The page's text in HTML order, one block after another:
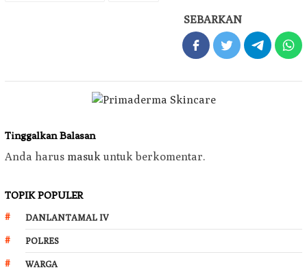
SEBARKAN
Tinggalkan Balasan
Anda harus masuk untuk berkomentar.
TOPIK POPULER
DANLANTAMAL IV
POLRES
WARGA